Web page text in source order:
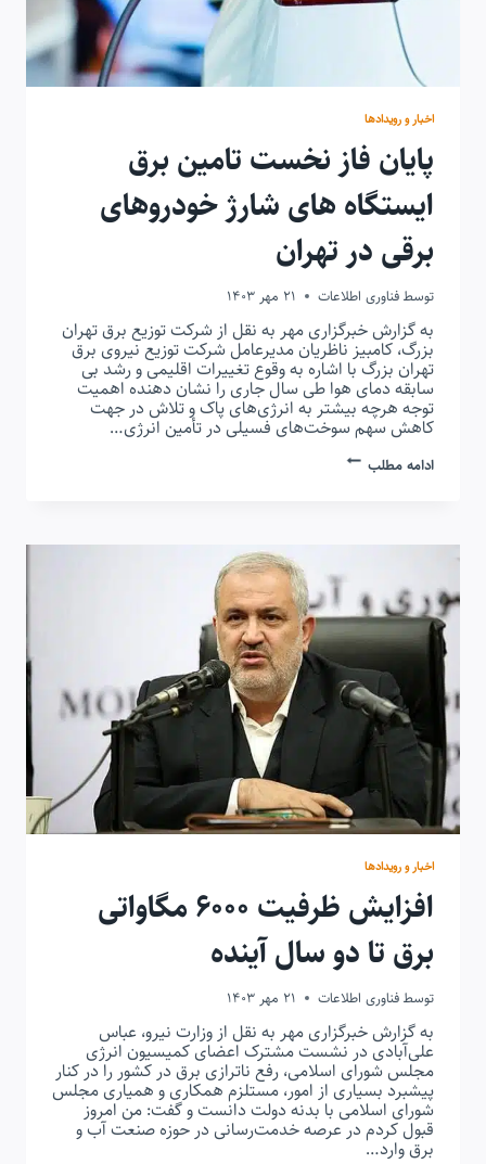
اخبار و رویدادها
پایان فاز نخست تامین برق
ایستگاه های شارژ خودروهای
برقی در تهران
توسط فناوری اطلاعات 21 مهر 1403
به گزارش خبرگزاری مهر به نقل از شرکت توزیع برق تهران
بزرگ، کامبیز ناظریان مدیرعامل شرکت توزیع نیروی برق
تهران بزرگ با اشاره به وقوع تغییرات اقلیمی و رشد بی
سابقه دمای هوا طی سال جاری را نشان دهنده اهمیت
توجه هرچه بیشتر به انرژی‌های پاک و تلاش در جهت
کاهش سهم سوخت‌های فسیلی در تأمین انرژی…
ادامه مطلبپایان
خودروهای
برقی
در
تهران
اخبار و رویدادها
افزایش ظرفیت ۶۰۰۰ مگاواتی
برق تا دو سال آینده
توسط فناوری اطلاعات 21 مهر 1403
به گزارش خبرگزاری مهر به نقل از وزارت نیرو، عباس
علی‌آبادی در نشست مشترک اعضای کمیسیون انرژی
مجلس شورای اسلامی، رفع ناترازی برق در کشور را در کنار
پیشبرد بسیاری از امور، مستلزم همکاری و همیاری مجلس
شورای اسلامی با بدنه دولت دانست و گفت: من امروز
قبول کردم در عرصه خدمت‌رسانی در حوزه صنعت آب و
برق وارد…